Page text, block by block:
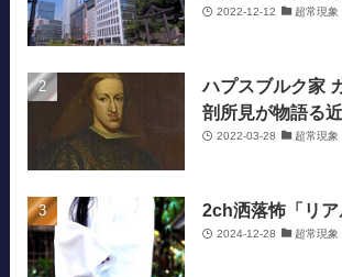
2022-12-12 超常現象
ハプスブルク家
剖所見が物語る
2022-03-28 超常現象
2ch洒落怖「リ
2024-12-28 超常現象